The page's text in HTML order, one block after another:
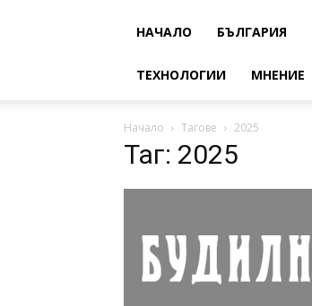
НАЧАЛО БЪЛГАРИЯ
ТЕХНОЛОГИИ МНЕНИЕ
Начало Тагове 2025
Таг: 2025